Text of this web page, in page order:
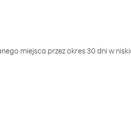
miejsca przez okres 30 dni w